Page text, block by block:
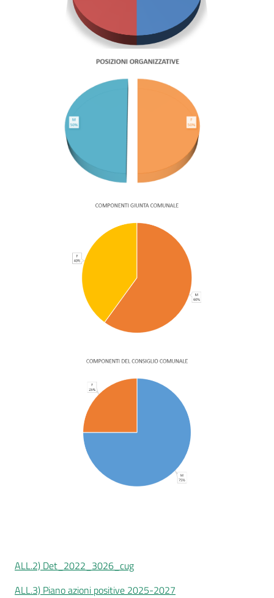
ALL.2) Det_2022_3026_cug
ALL.3) Piano azioni positive 2025-2027